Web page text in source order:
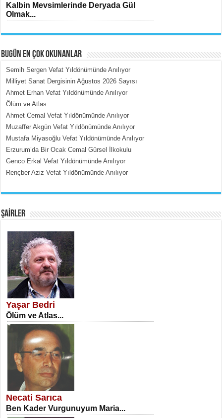
Kalbin Mevsimlerinde Deryada Gül
Olmak...
MEHMET ÇOBAN
İçerdeki Put Dışardaki Maskeler...
SATILMIŞ ÜMİT ÇETİNKAYA
Erkenlik...
NECLA DİLEK ARSLAN
Öğretmenler Günü Mahkemesi...
BUGÜN EN ÇOK OKUNANLAR
Semih Sergen Vefat Yıldönümünde Anılıyor
Milliyet Sanat Dergisinin Ağustos 2026 Sayısı
Ahmet Erhan Vefat Yıldönümünde Anılıyor
Ölüm ve Atlas
Ahmet Cemal Vefat Yıldönümünde Anılıyor
Muzaffer Akgün Vefat Yıldönümünde Anılıyor
Mustafa Miyasoğlu Vefat Yıldönümünde Anılıyor
Erzurum’da Bir Ocak Cemal Gürsel İlkokulu
Genco Erkal Vefat Yıldönümünde Anılıyor
Rençber Aziz Vefat Yıldönümünde Anılıyor
ŞAİRLER
Yaşar Bedri
Ölüm ve Atlas...
Necati Sarıca
Ben Kader Vurgunuyum Maria...